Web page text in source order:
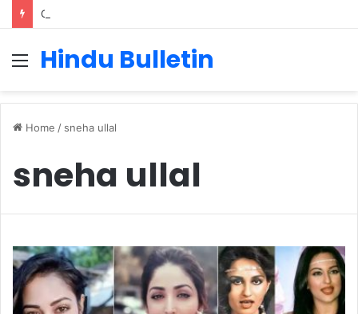
Menu
Hindu Bulletin
Home / sneha ullal
sneha ullal